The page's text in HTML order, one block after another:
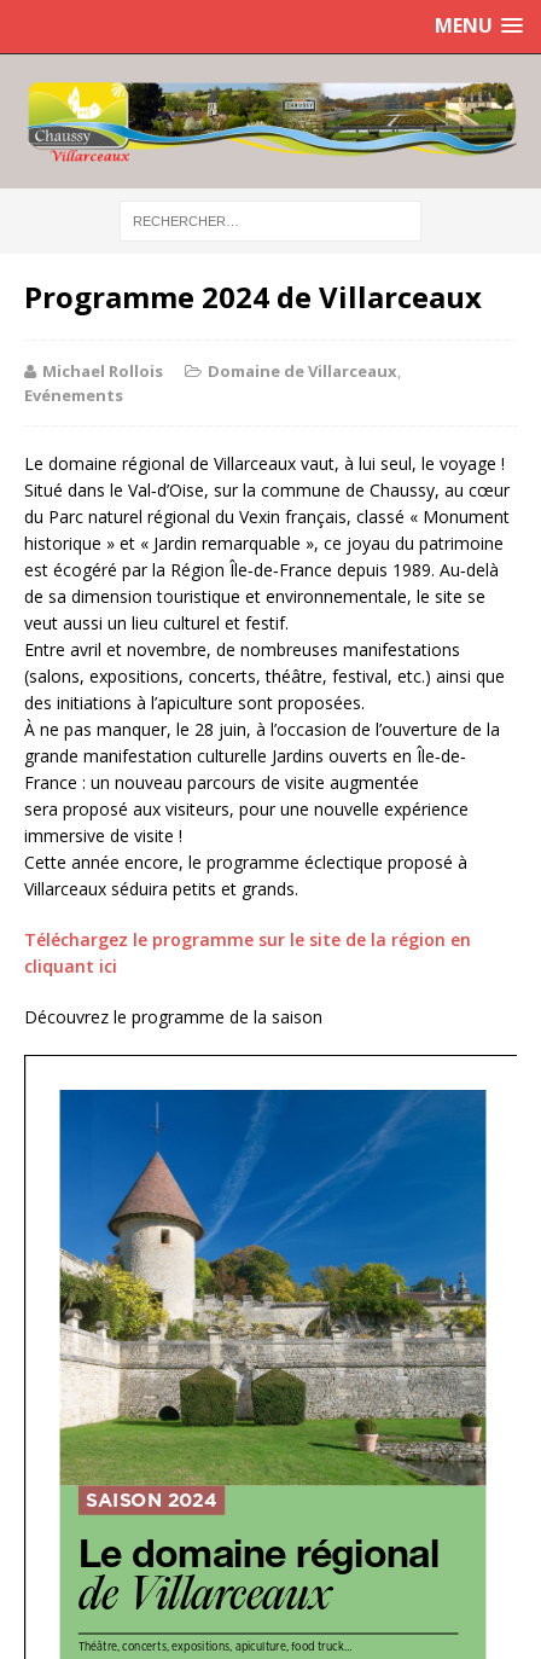
MENU
Programme 2024 de Villarceaux
Michael Rollois Domaine de Villarceaux,
Evénements
Le domaine régional de Villarceaux vaut, à lui seul, le voyage !
Situé dans le Val‐d’Oise, sur la commune de Chaussy, au cœur
du Parc naturel régional du Vexin français, classé « Monument
historique » et « Jardin remarquable », ce joyau du patrimoine
est écogéré par la Région Île‐de‐France depuis 1989. Au‐delà
de sa dimension touristique et environnementale, le site se
veut aussi un lieu culturel et festif.
Entre avril et novembre, de nombreuses manifestations
(salons, expositions, concerts, théâtre, festival, etc.) ainsi que
des initiations à l’apiculture sont proposées.
À ne pas manquer, le 28 juin, à l’occasion de l’ouverture de la
grande manifestation culturelle Jardins ouverts en Île‐de‐
France : un nouveau parcours de visite augmentée
sera proposé aux visiteurs, pour une nouvelle expérience
immersive de visite !
Cette année encore, le programme éclectique proposé à
Villarceaux séduira petits et grands.
Téléchargez le programme sur le site de la région en
cliquant ici
Découvrez le programme de la saison